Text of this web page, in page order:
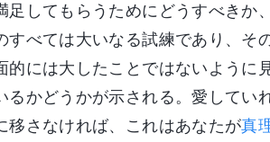
足してもらうためにどうすべき
すべては大いなる試練であり、
的には大したことではないように
るかどうかが示される。愛して
移さなければ、これはあなたが真